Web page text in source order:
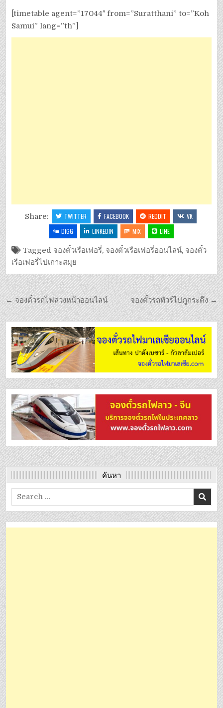
[timetable agent=”17044″ from=”Suratthani” to=”Koh
Samui” lang=”th”]
Share: TWITTER FACEBOOK REDDIT
VK
DIGG
LINKEDIN MIX LINE
Tagged จองตั๋วเรือเฟอรี่, จองตั๋วเรือเฟอรี่ออนไลน์, จองตั๋ว
เรือเฟอรี่ไปเกาะสมุย
จองตั๋วรถทัวร์ไปภูกระดึง →
← จองตั๋วรถไฟล่วงหน้าออนไลน์
ค้นหา
Search
for: